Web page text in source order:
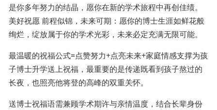
是你多年努力的结晶，愿你在新的学术旅程中再创佳绩。
美好祝愿 前程似锦，未来可期：愿你的博士生涯如鲜花般
绚烂，绽放属于你的学术光彩，未来必定充满无限可能。
最温暖的祝福公式=点赞努力+点亮未来+家庭情感支撑为孩
子博士升学送上祝福，最重要的是传递既看到孩子熬过的
长夜，也照亮他将登的高峰的双重关怀。
送博士祝福语需兼顾学术期许与亲情温度，结合长辈身份